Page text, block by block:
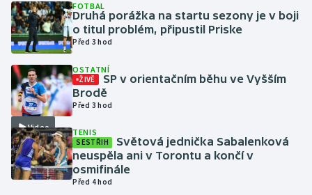
Lyže a snowboard
Moderní pětiboj
Motorsport
Olympijské hry
Parasport
Plavání
FOTBAL
Druhá porážka na startu sezony je v boji
o titul problém, připustil Priske
Před 3 hod
Video
OSTATNÍ
ŽIVĚ
SP v orientačním běhu ve Vyšším
Brodě
Před 3 hod
TENIS
SESTŘIH
Světová jednička Sabalenková
neuspěla ani v Torontu a končí v
osmifinále
Před 4 hod